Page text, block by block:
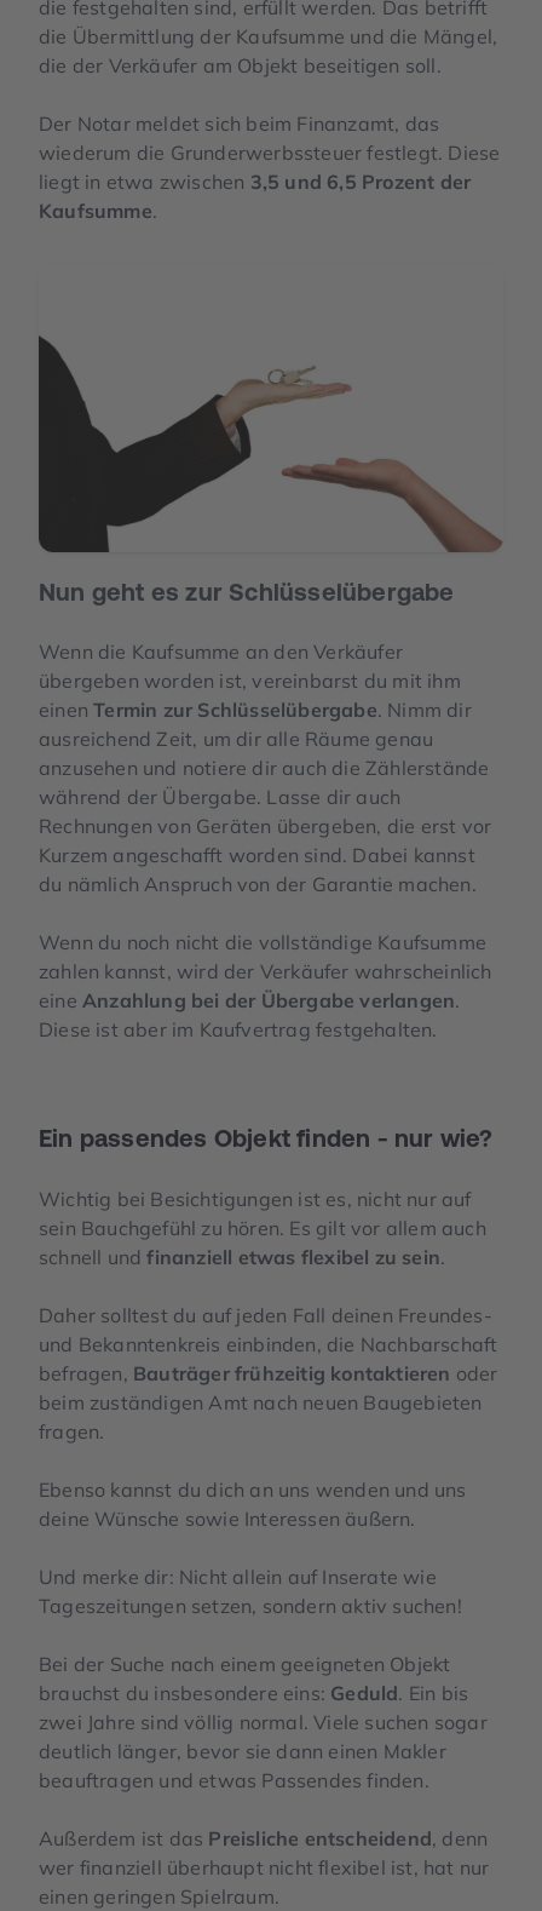
die festgehalten sind, erfüllt werden. Das betrifft
die Übermittlung der Kaufsumme und die Mängel,
die der Verkäufer am Objekt beseitigen soll.
Der Notar meldet sich beim Finanzamt, das
wiederum die Grunderwerbssteuer festlegt. Diese
liegt in etwa zwischen 3,5 und 6,5 Prozent der
Kaufsumme.
Nun geht es zur Schlüsselübergabe
Wenn die Kaufsumme an den Verkäufer
übergeben worden ist, vereinbarst du mit ihm
einenTermin zur Schlüsselübergabe. Nimm dir
ausreichend Zeit, um dir alle Räume genau
anzusehen und notiere dir auch die Zählerstände
während der Übergabe. Lasse dir auch
Rechnungen von Geräten übergeben, die erst vor
Kurzem angeschafft worden sind. Dabei kannst
du nämlich Anspruch von der Garantie machen.
Wenn du noch nicht die vollständige Kaufsumme
zahlen kannst, wird der Verkäufer wahrscheinlich
eine Anzahlung bei der Übergabe verlangen.
Diese ist aber im Kaufvertrag festgehalten.
Ein passendes Objekt finden - nur wie?
Wichtig bei Besichtigungen ist es, nicht nur auf
sein Bauchgefühl zu hören. Es gilt vor allem auch
schnell undfinanziell etwas flexibel zu sein.
Daher solltest du auf jeden Fall deinen Freundes-
und Bekanntenkreis einbinden, die Nachbarschaft
befragen, Bauträger frühzeitig kontaktieren oder
beim zuständigen Amt nach neuen Baugebieten
fragen.
Ebenso kannst du dich an uns wenden und uns
deine Wünsche sowie Interessen äußern.
Und merke dir: Nicht allein auf Inserate wie
Tageszeitungen setzen, sondern aktiv suchen!
Bei der Suche nach einem geeigneten Objekt
brauchst du insbesondere eins: Geduld. Ein bis
zwei Jahre sind völlig normal. Viele suchen sogar
deutlich länger, bevor sie dann einen Makler
beauftragen und etwas Passendes finden.
Außerdem ist das Preisliche entscheidend, denn
wer finanziell überhaupt nicht flexibel ist, hat nur
einen geringen Spielraum.